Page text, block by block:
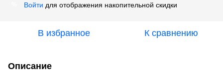
Войти для отображения накопительной скидки
В избранное К сравнению
Описание